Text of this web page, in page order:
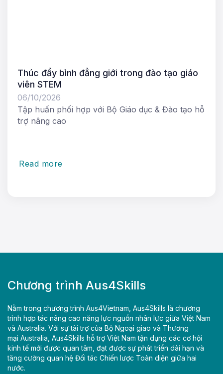
Thúc đẩy bình đẳng giới trong đào tạo giáo
viên STEM
06/10/2026
Tập huấn phối hợp với Bộ Giáo dục & Đào tạo hỗ
trợ nâng cao
Read more
Chương trình Aus4Skills
Nằm trong chương trình Aus4Vietnam, Aus4Skills là chương
trình hợp tác nâng cao năng lực nguồn nhân lực giữa Việt Nam
và Australia. Với sự tài trợ của Bộ Ngoại giao và Thương
mại Australia, Aus4Skills hỗ trợ Việt Nam tận dụng các cơ hội
kinh tế mới được quan tâm, đạt được sự phát triển dài hạn và
tăng cường quan hệ Đối tác Chiến lược Toàn diện giữa hai
nước.